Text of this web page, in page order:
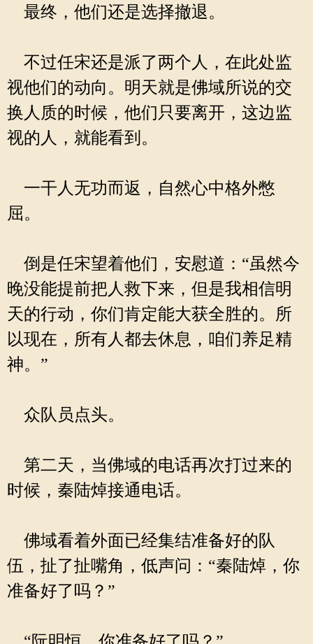
最终，他们还是选择撤退。
不过任宋还是派了两个人，在此处监
视他们的动向。明天就是佛域所说的交
换人质的时候，他们只要离开，这边监
视的人，就能看到。
一干人无功而返，自然心中格外憋
屈。
倒是任宋望着他们，安慰道：“虽然今
晚没能提前把人救下来，但是我相信明
天的行动，你们肯定能大获全胜的。所
以现在，所有人都去休息，咱们养足精
神。”
众队员点头。
第二天，当佛域的电话再次打过来的
时候，秦陆焯接通电话。
佛域看着外面已经集结准备好的队
伍，扯了扯嘴角，低声问：“秦陆焯，你
准备好了吗？”